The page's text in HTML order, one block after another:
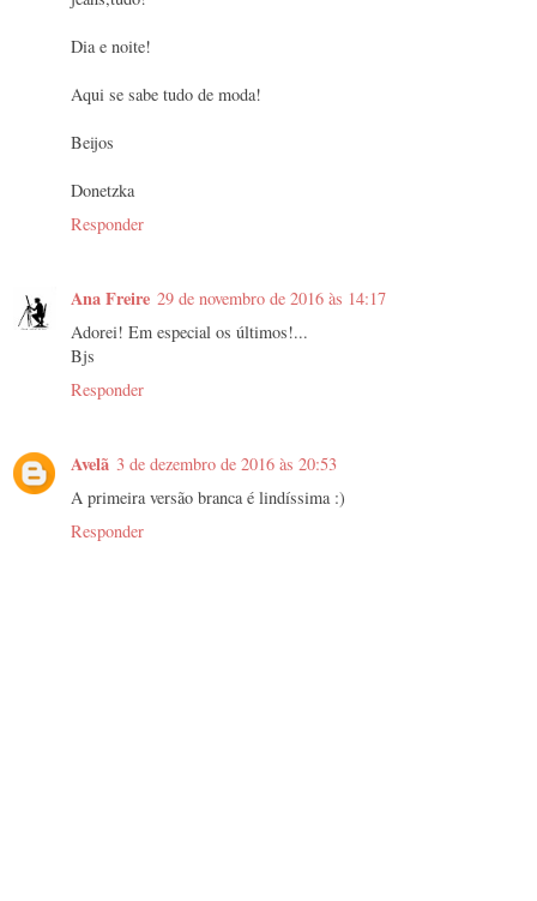
Dia e noite!
Aqui se sabe tudo de moda!
Beijos
Donetzka
Responder
Ana Freire 29 de novembro de 2016 às 14:17
Adorei! Em especial os últimos!...
Bjs
Responder
Avelã 3 de dezembro de 2016 às 20:53
A primeira versão branca é lindíssima :)
Responder